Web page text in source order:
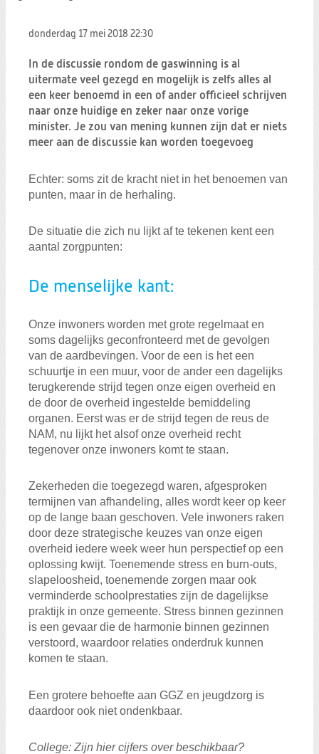
donderdag 17 mei 2018 22:30
In de discussie rondom de gaswinning is al
uitermate veel gezegd en mogelijk is zelfs alles al
een keer benoemd in een of ander officieel schrijven
naar onze huidige en zeker naar onze vorige
minister. Je zou van mening kunnen zijn dat er niets
meer aan de discussie kan worden toegevoeg
Echter: soms zit de kracht niet in het benoemen van
punten, maar in de herhaling.
De situatie die zich nu lijkt af te tekenen kent een
aantal zorgpunten:
De menselijke kant:
Onze inwoners worden met grote regelmaat en
soms dagelijks geconfronteerd met de gevolgen
van de aardbevingen. Voor de een is het een
schuurtje in een muur, voor de ander een dagelijks
terugkerende strijd tegen onze eigen overheid en
de door de overheid ingestelde bemiddeling
organen. Eerst was er de strijd tegen de reus de
NAM, nu lijkt het alsof onze overheid recht
tegenover onze inwoners komt te staan.
Zekerheden die toegezegd waren, afgesproken
termijnen van afhandeling, alles wordt keer op keer
op de lange baan geschoven. Vele inwoners raken
door deze strategische keuzes van onze eigen
overheid iedere week weer hun perspectief op een
oplossing kwijt. Toenemende stress en burn-outs,
slapeloosheid, toenemende zorgen maar ook
verminderde schoolprestaties zijn de dagelijkse
praktijk in onze gemeente. Stress binnen gezinnen
is een gevaar die de harmonie binnen gezinnen
verstoord, waardoor relaties onderdruk kunnen
komen te staan.
Een grotere behoefte aan GGZ en jeugdzorg is
daardoor ook niet ondenkbaar.
College: Zijn hier cijfers over beschikbaar?